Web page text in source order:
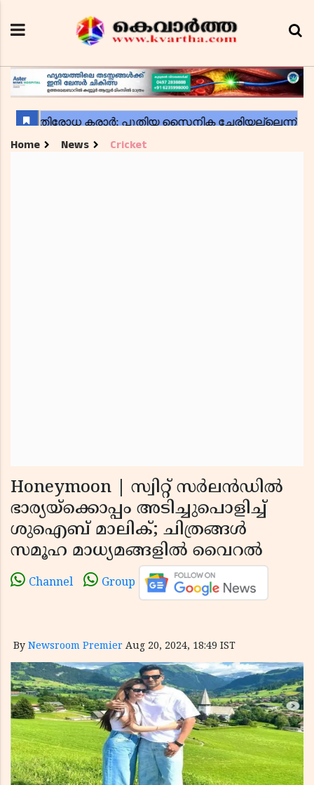
Home News Cricket
Honeymoon | സ്വിറ്റ് സര്‍ലന്‍ഡില്‍
ഭാര്യയ്‌ക്കൊപ്പം അടിച്ചുപൊളിച്ച്
ശുഐബ് മാലിക്; ചിത്രങ്ങള്‍
സമൂഹ മാധ്യമങ്ങളില്‍ വൈറല്‍
Channel Group
By Newsroom Premier Aug 20, 2024, 18:49 IST